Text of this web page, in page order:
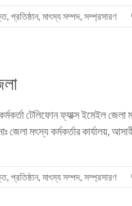
, প্রতিষ্ঠান, মাৎস্য সম্পদ, সম্প্রসারণ
টেলিফোন ফ্যাক্স ইমেইল
মৎস্য কর্মকর্তার কার্যালয়,
, প্রতিষ্ঠান, মাৎস্য সম্পদ, সম্প্রসারণ